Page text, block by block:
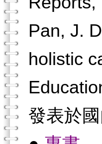
Pan, J.
holistic
發表於